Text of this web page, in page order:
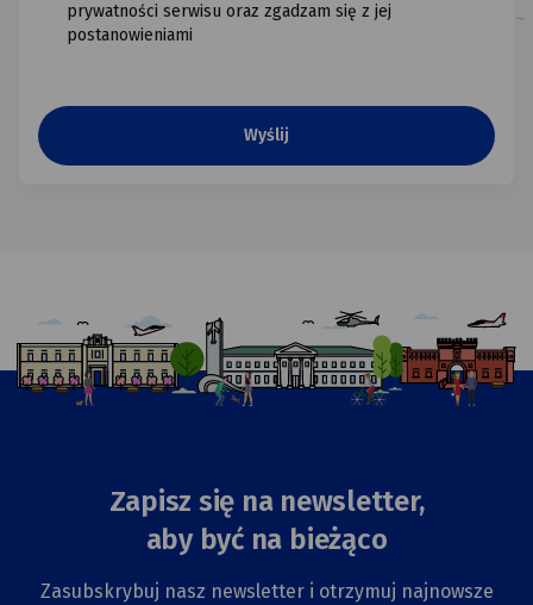
prywatności serwisu oraz zgadzam się z jej
postanowieniami
że
nie
Zapisz się na newsletter,
aby być na bieżąco
Zasubskrybuj nasz newsletter i otrzymuj najnowsze